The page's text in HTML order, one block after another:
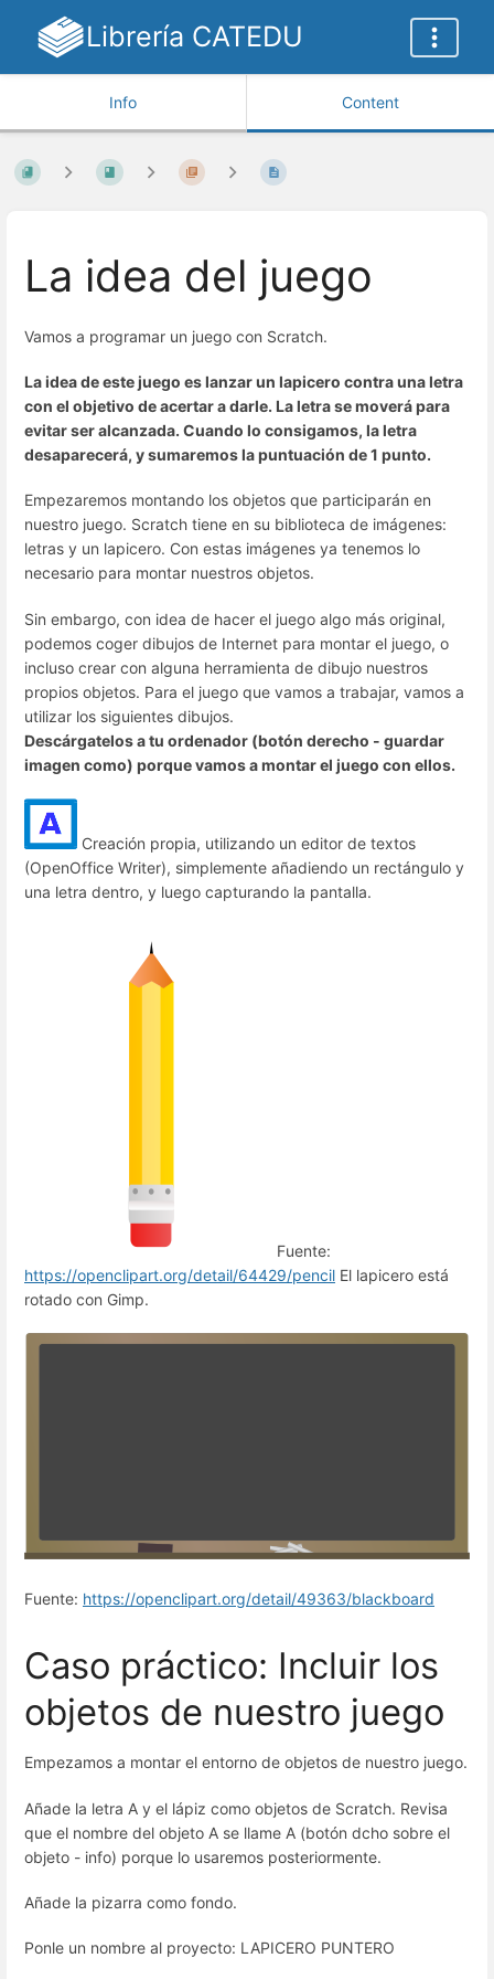
Librería CATEDU
Info Content
La idea del juego
Vamos a programar un juego con Scratch.
La idea de este juego es lanzar un lapicero contra una letra
con el objetivo de acertar a darle. La letra se moverá para
evitar ser alcanzada. Cuando lo consigamos, la letra
desaparecerá, y sumaremos la puntuación de 1 punto.
Empezaremos montando los objetos que participarán en
nuestro juego. Scratch tiene en su biblioteca de imágenes:
letras y un lapicero. Con estas imágenes ya tenemos lo
necesario para montar nuestros objetos.
Sin embargo, con idea de hacer el juego algo más original,
podemos coger dibujos de Internet para montar el juego, o
incluso crear con alguna herramienta de dibujo nuestros
propios objetos. Para el juego que vamos a trabajar, vamos a
utilizar los siguientes dibujos.
Descárgatelos a tu ordenador (botón derecho - guardar
imagen como) porque vamos a montar el juego con ellos.
Creación propia, utilizando un editor de textos
(OpenOffice Writer), simplemente añadiendo un rectángulo y
una letra dentro, y luego capturando la pantalla.
Fuente:
https://openclipart.org/detail/64429/pencil El lapicero está
rotado con Gimp.
Fuente: https://openclipart.org/detail/49363/blackboard
Caso práctico: Incluir los
objetos de nuestro juego
Empezamos a montar el entorno de objetos de nuestro juego.
Añade la letra A y el lápiz como objetos de Scratch. Revisa
que el nombre del objeto A se llame A (botón dcho sobre el
objeto - info) porque lo usaremos posteriormente.
Añade la pizarra como fondo.
Ponle un nombre al proyecto: LAPICERO PUNTERO